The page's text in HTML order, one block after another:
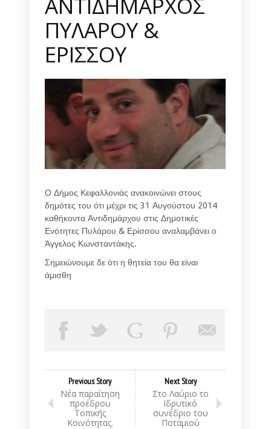
ΠΥΛΑΡΟΥ &
ΕΡΙΣΣΟΥ
Ο Δήμος Κεφαλλονιάς ανακοινώνει στους
δημότες του ότι μέχρι τις 31 Αυγούστου 2014
καθήκοντα Αντιδημάρχου στις Δημοτικές
Ενότητες Πυλάρου & Ερίσσου αναλαμβάνει ο
Άγγελος Κωνσταντάκης.
Σημειώνουμε δε ότι η θητεία του θα είναι
άμισθη
Previous Story
Νέα παραίτηση
προέδρου
Τοπικής
Κοινότητας.
Next Story
Στο Λαύριο το
Ιδρυτικό
συνέδριο του
Ποταμιού